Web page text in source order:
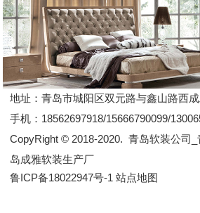
地址：青岛市城阳区双元路与鑫山路西
手机： 18562697918/15666790099/
CopyRight © 2018-2020.青岛软装公司
岛成雅软装生产厂
鲁ICP备18022947号-1 站点地图